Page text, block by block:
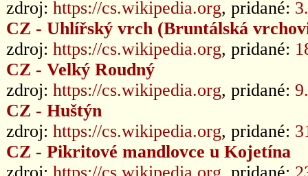
zdroj: https://cs.wikipedia.org, pridané:
CZ - Uhlířský vrch (Bruntálská
zdroj: https://cs.wikipedia.org, pridané:
CZ - Velký Roudný
zdroj: https://cs.wikipedia.org, pridané:
CZ - Huštýn
zdroj: https://cs.wikipedia.org, pridané:
CZ - Pikritové mandlovce u Kojetína